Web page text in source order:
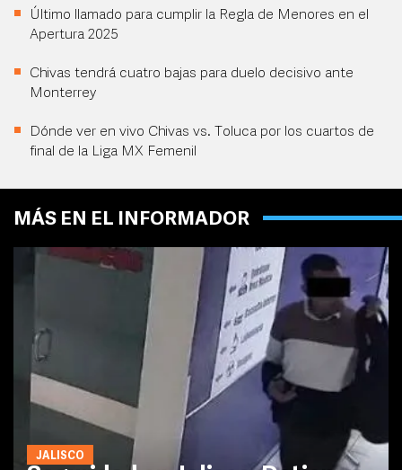
Último llamado para cumplir la Regla de Menores en el
Apertura 2025
Chivas tendrá cuatro bajas para duelo decisivo ante
Monterrey
Dónde ver en vivo Chivas vs. Toluca por los cuartos de
final de la Liga MX Femenil
MÁS EN EL INFORMADOR
JALISCO